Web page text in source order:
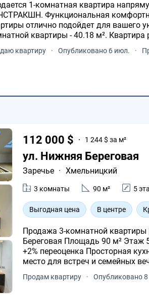
1-комнатная квартира
Функциональная
отлично подойдет для вашего уюта и
квартиры - 40.18 м².
квартиру · Опубликовано 6 июл. ·
112 000 $ 1 244 $ за м²
ул. Нижняя Береговая
Заречье · Хмельницкий
3 комнаты 90 м² 5
Выгодная цена В центре
Продажа 3-комнатной квартиры
Береговая Площадь 90 м² Этаж 5 из 5 (пентхаус) 112 500 $
+2% переоценка Просторная кухня-студия 40 м² идеальное
место для встреч и семейных
Продам квартиру · Опубликовано